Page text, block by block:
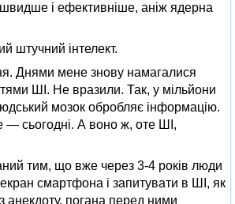
і ефективніше, аніж ядерна
штучний інтелект.
Днями мене знову намагалися
ШІ. Не вразили. Так, у мільйони
мозок обробляє інформацію.
— сьогодні. А воно ж, оте ШІ,
тим, що вже через 3-4 років люди
смартфона і запитувати в ШІ, як
анекдоту, погана перед ними